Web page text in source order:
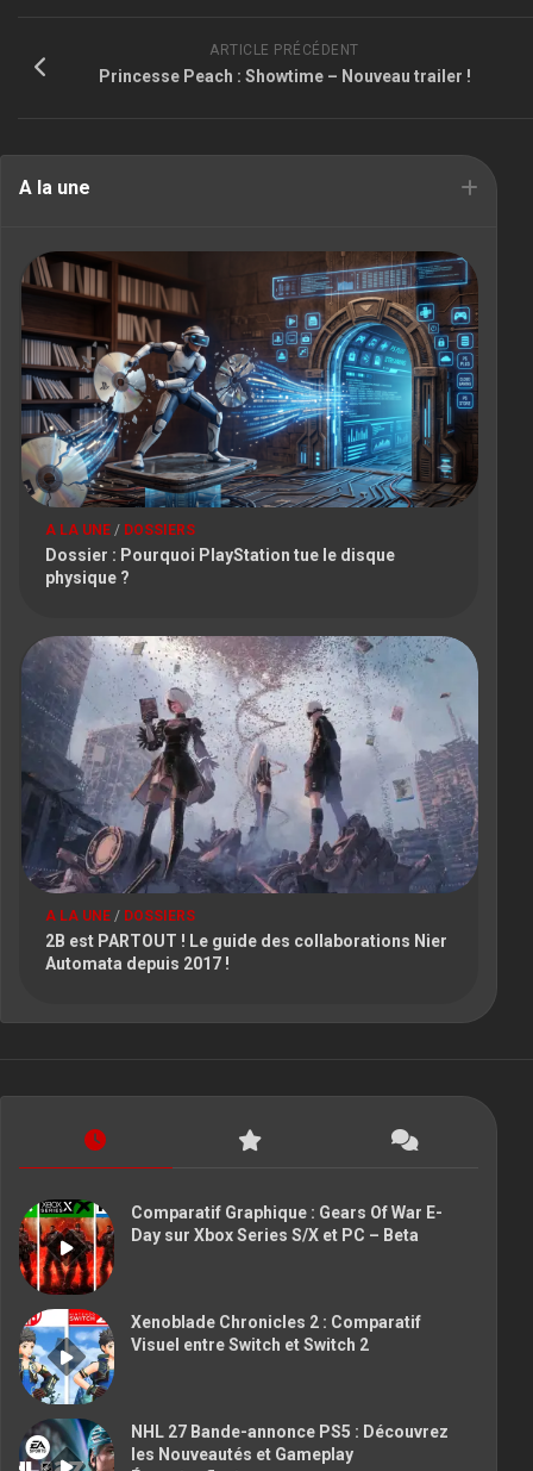
ARTICLE PRÉCÉDENT
Princesse Peach : Showtime – Nouveau trailer !
A la une
A LA UNE / DOSSIERS
Dossier : Pourquoi PlayStation tue le disque
physique ?
A LA UNE / DOSSIERS
2B est PARTOUT ! Le guide des collaborations Nier
Automata depuis 2017 !
Comparatif Graphique : Gears Of War E-
Day sur Xbox Series S/X et PC – Beta
Xenoblade Chronicles 2 : Comparatif
Visuel entre Switch et Switch 2
NHL 27 Bande-annonce PS5 : Découvrez
les Nouveautés et Gameplay